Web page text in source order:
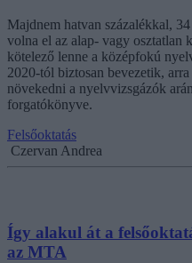
Majdnem hatvan százalékkal,
volna el az alap- vagy osztatlan
kötelező lenne a középfokú
2020-tól biztosan bevezetik,
növekedni a nyelvvizsgázók
forgatókönyve.
Felsőoktatás
Czervan Andrea
Így alakul át a
az MTA